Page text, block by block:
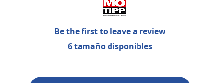
Be the first to leave a review
6 tamaño disponibles